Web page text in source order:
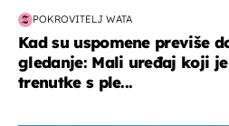
POKROVITELJ WATA
Kad su uspomene previše
gledanje: Mali uređaj koji
trenutke s ple...